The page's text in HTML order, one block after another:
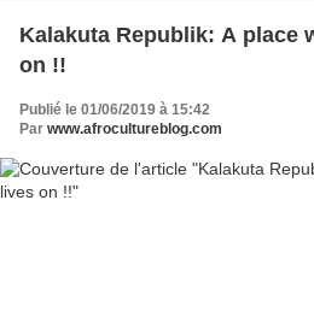
Kalakuta Republik: A place
on !!
Publié le 01/06/2019 à 15:42
Par www.afrocultureblog.com